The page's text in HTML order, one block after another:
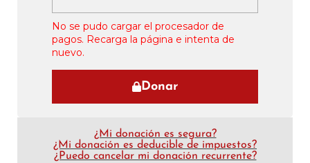
No se pudo cargar el procesador de
pagos. Recarga la página e intenta de
nuevo.
Donar
¿Mi donación es segura?
¿Mi donación es deducible de impuestos?
¿Puedo cancelar mi donación recurrente?